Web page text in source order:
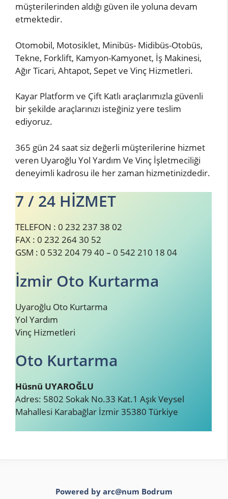
müşterilerinden aldığı güven ile yoluna devam
etmektedir.
Otomobil, Motosiklet, Minibüs- Midibüs-Otobüs,
Tekne, Forklift, Kamyon-Kamyonet, İş Makinesi,
Ağır Ticari, Ahtapot, Sepet ve Vinç Hizmetleri.
Kayar Platform ve Çift Katlı araçlarımızla güvenli
bir şekilde araçlarınızı isteğiniz yere teslim
ediyoruz.
365 gün 24 saat siz değerli müşterilerine hizmet
veren Uyaroğlu Yol Yardım Ve Vinç İşletmeciliği
deneyimli kadrosu ile her zaman hizmetinizdedir.
7 / 24 HİZMET
TELEFON : 0 232 237 38 02
FAX : 0 232 264 30 52
GSM : 0 532 204 79 40 – 0 542 210 18 04
İzmir Oto Kurtarma
Uyaroğlu Oto Kurtarma
Yol Yardım
Vinç Hizmetleri
Oto Kurtarma
Hüsnü UYAROĞLU
Adres: 5802 Sokak No.33 Kat.1 Aşık Veysel
Mahallesi Karabağlar İzmir 35380 Türkiye
Powered by arc@num Bodrum